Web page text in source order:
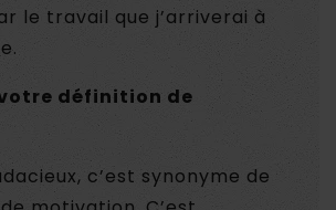
le travail que j’arriverai à
définition de
c’est synonyme de